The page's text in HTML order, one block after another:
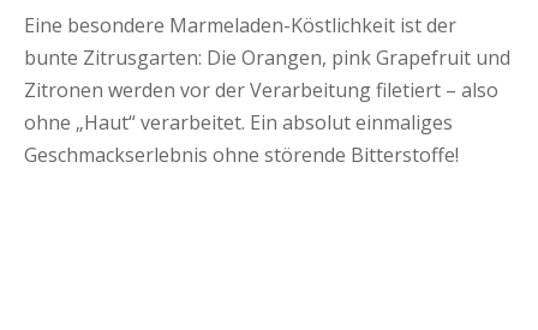
Eine besondere Marmeladen-Köstlichkeit ist der
bunte Zitrusgarten: Die Orangen, pink Grapefruit und
Zitronen werden vor der Verarbeitung filetiert – also
ohne „Haut“ verarbeitet. Ein absolut einmaliges
Geschmackserlebnis ohne störende Bitterstoffe!